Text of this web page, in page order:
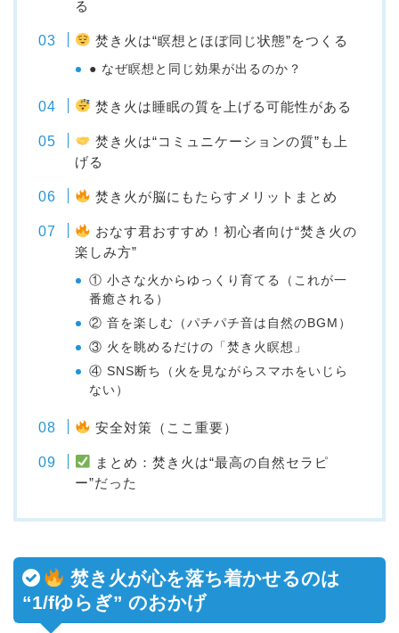
る
焚き火は“瞑想とほぼ同じ状態”をつくる
● なぜ瞑想と同じ効果が出るのか？
焚き火は睡眠の質を上げる可能性がある
焚き火は“コミュニケーションの質”も上
げる
焚き火が脳にもたらすメリットまとめ
おなす君おすすめ！初心者向け“焚き火の
楽しみ方”
① 小さな火からゆっくり育てる（これが一
番癒される）
② 音を楽しむ（パチパチ音は自然のBGM）
③ 火を眺めるだけの「焚き火瞑想」
④ SNS断ち（火を見ながらスマホをいじら
ない）
安全対策（ここ重要）
まとめ：焚き火は“最高の自然セラピ
ー”だった
焚き火が心を落ち着かせるのは
“1/fゆらぎ” のおかげ